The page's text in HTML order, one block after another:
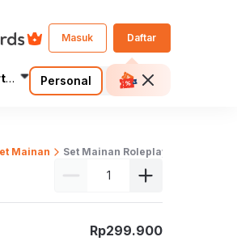
Masuk Daftar
Perlengkapan Kantor
Personal Bisnis
Mainan Set Mainan Roleplay
Rp299.900